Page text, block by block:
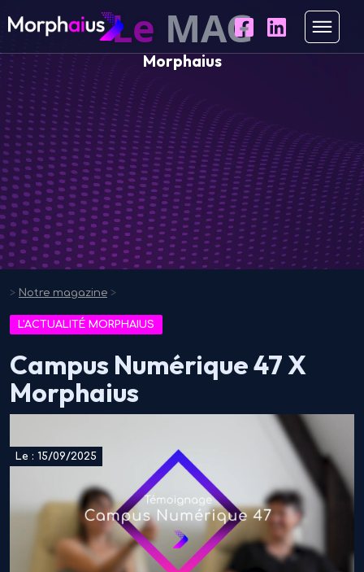
Le MAG
Morphaius
> Notre magazine >
L'ACTUALITÉ MORPHAIUS
Campus Numérique 47 X
Morphaius
Le : 15/09/2025